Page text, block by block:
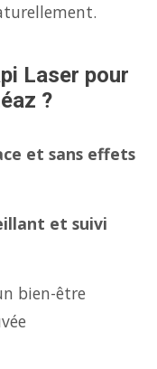
Laser pour
?
et sans effets
et suivi
bien-être